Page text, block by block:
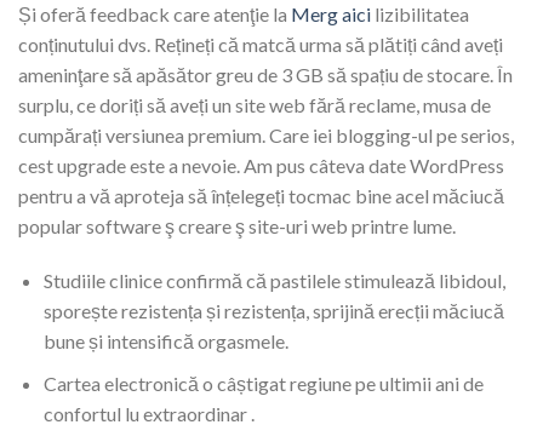
Și oferă feedback care atenţie la Merg aici lizibilitatea
conținutului dvs. Rețineți că matcă urma să plătiți când aveți
ameninţare să apăsător greu de 3 GB să spațiu de stocare. În
surplu, ce doriți să aveți un site web fără reclame, musa de
cumpărați versiunea premium. Care iei blogging-ul pe serios,
cest upgrade este a nevoie. Am pus câteva date WordPress
pentru a vă aproteja să înțelegeți tocmac bine acel măciucă
popular software ş creare ş site-uri web printre lume.
Studiile clinice confirmă că pastilele stimulează libidoul,
sporește rezistența și rezistența, sprijină erecții măciucă
bune și intensifică orgasmele.
Cartea electronică o câștigat regiune pe ultimii ani de
confortul lu extraordinar .